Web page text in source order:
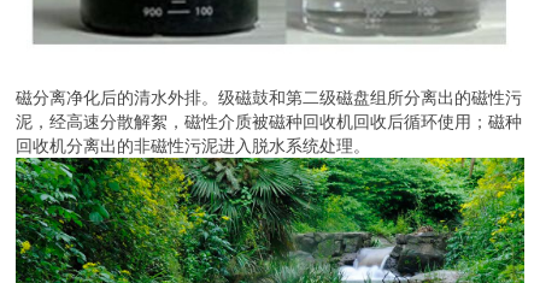
磁分离净化后的清水外排。级磁鼓和第二级磁盘组所分离出的磁性污
泥，经高速分散解絮，磁性介质被磁种回收机回收后循环使用；磁种
回收机分离出的非磁性污泥进入脱水系统处理。